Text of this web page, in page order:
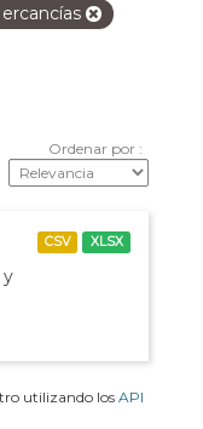
Ordenar por
y
CSV XLSX
utilizando los API